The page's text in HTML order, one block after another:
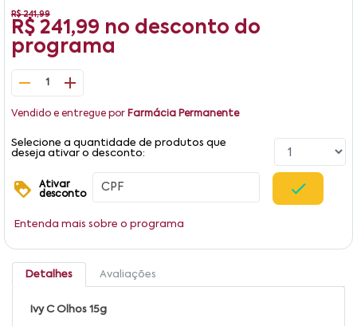
R$ 241,99
R$ 241,99 no desconto do
programa
1
Vendido e entregue por Farmácia Permanente
Selecione a quantidade de produtos que
deseja ativar o desconto:
Ativar
desconto
Entenda mais sobre o programa
Detalhes Avaliações
Ivy C Olhos 15g